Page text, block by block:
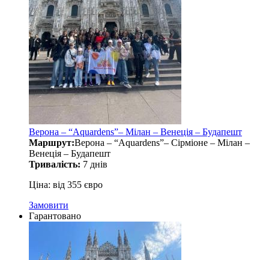
Верона – “Aquardens”– Мілан – Венеція – Будапешт
Маршрут:Верона – “Aquardens”– Сірміоне – Мілан –
Венеція – Будапешт
Тривалість: 7 днів
Ціна: від 355 євро
Замовити
Гарантовано